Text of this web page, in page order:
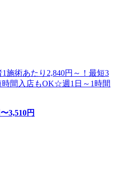
施術あたり2,840円～！最短3
間入店もOK☆週1日～1時間
3,510円